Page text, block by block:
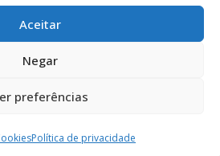
Aceitar
Negar
preferências
Política de privacidade
para a rede móvel nacional)
themepor FameThemes